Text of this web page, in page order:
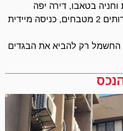
עם מעלית וחניה בטאבו, דירה יפה
ומשופצת, 3 מזגנים, 3 שירותים 2 מטבחים, כניסה מיידית
החשמל רק להביא את הבגדים